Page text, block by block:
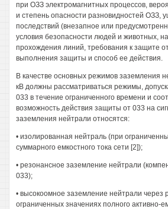
при ОЗЗ электромагнитных процессов,
и степень опасности разновидностей ОЗЗ,
последствий (внезапное или
условия безопасности людей и животных,
прохождения линий, требования к защите
выполнения защиты и способ ее действия.
В качестве основных режимов заземления
кВ должны рассматриваться режимы,
033 в течение ограниченного времени и
возможность действия защиты от 033 на
заземления нейтрали относятся:
• изолированная нейтраль (при
суммарного емкостного тока сети [2]);
• резонансное заземление нейтрали
033);
• высокоомное заземление нейтрали через
ограниченных значениях полного активно-